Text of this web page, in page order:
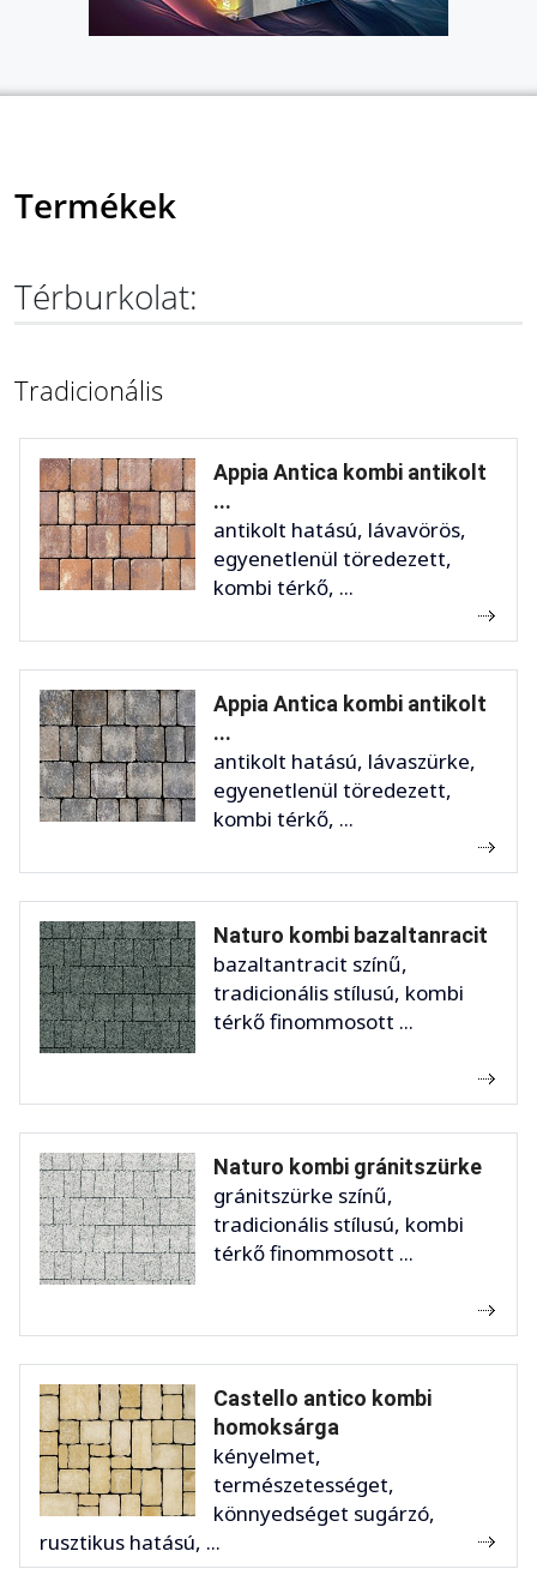
Termékek
Térburkolat:
Tradicionális
Appia Antica kombi antikolt
...
antikolt hatású, lávavörös,
egyenetlenül töredezett,
kombi térkő, ...
Appia Antica kombi antikolt
...
antikolt hatású, lávaszürke,
egyenetlenül töredezett,
kombi térkő, ...
Naturo kombi bazaltanracit
bazaltantracit színű,
tradicionális stílusú, kombi
térkő finommosott ...
Naturo kombi gránitszürke
gránitszürke színű,
tradicionális stílusú, kombi
térkő finommosott ...
Castello antico kombi
homoksárga
kényelmet,
természetességet,
könnyedséget sugárzó,
rusztikus hatású, ...